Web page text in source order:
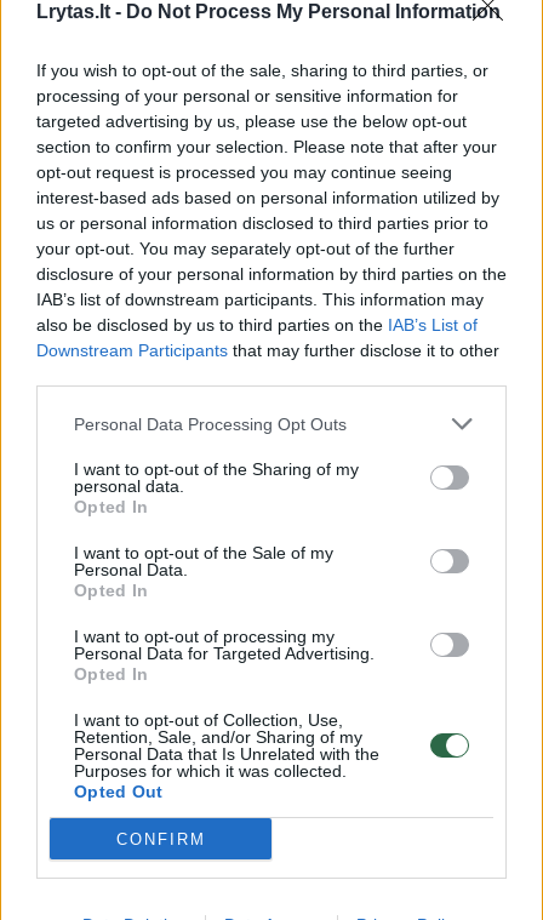
Lrytas.lt - Do Not Process My Personal Information
If you wish to opt-out of the sale, sharing to third parties, or
processing of your personal or sensitive information for
targeted advertising by us, please use the below opt-out
section to confirm your selection. Please note that after your
opt-out request is processed you may continue seeing
interest-based ads based on personal information utilized by
us or personal information disclosed to third parties prior to
your opt-out. You may separately opt-out of the further
disclosure of your personal information by third parties on the
IAB’s list of downstream participants. This information may
also be disclosed by us to third parties on the IAB’s List of
Downstream Participants that may further disclose it to other
Personal Data Processing Opt Outs
I want to opt-out of the Sharing of my
personal data.
Opted In
I want to opt-out of the Sale of my
Personal Data.
Opted In
I want to opt-out of processing my
Personal Data for Targeted Advertising.
Opted In
I want to opt-out of Collection, Use,
Retention, Sale, and/or Sharing of my
Personal Data that Is Unrelated with the
Purposes for which it was collected.
Opted Out
CONFIRM
garažą.
Jeigu sumanymas bus įgyvendintas, jis galėtų
tapti didžiausiu tokio pobūdžio statiniu
pasaulyje.
Išsaugos ikonišką terminalą
Susiję straipsniai
Niujorke pradėtas statyti ilgai
lauktas dangoraižis – užbaigs
Pasaulio prekybos centro
panoramą
mlrd.